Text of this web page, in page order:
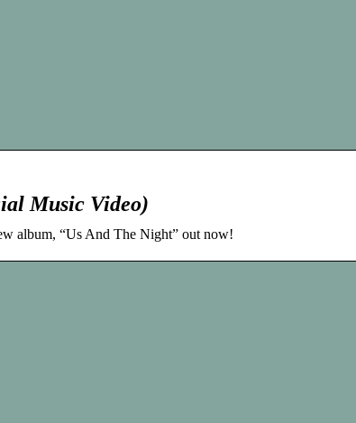
Music Video)
album, “Us And The Night” out now!